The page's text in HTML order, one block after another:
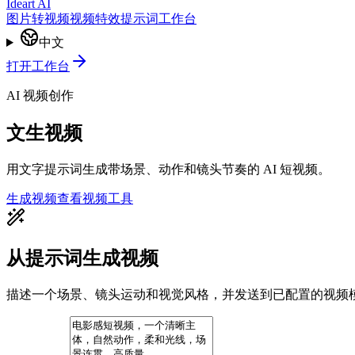
Ideart AI
图片转视频视频特效提示词工作台
中文
打开工作台
AI 视频创作
文生视频
用文字提示词生成带场景、动作和镜头节奏的 AI 短视频。
生成视频查看视频工具
从提示词生成视频
描述一个场景、镜头运动和视觉风格，并发送到已配置的视频